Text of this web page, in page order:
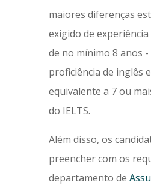
maiores diferenças
exigido de
de no mínimo 8 anos
proficiência de inglês
equivalente a 7 ou
do IELTS.
Além disso, os
preencher com os
departamento de